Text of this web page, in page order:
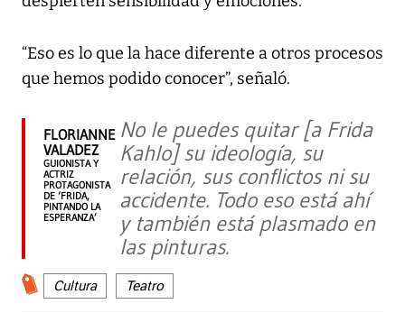
“Eso es lo que la hace diferente a otros procesos
que hemos podido conocer”, señaló.
FLORIANNE
VALADEZ
GUIONISTA Y
ACTRIZ
PROTAGONISTA
DE ‘FRIDA,
PINTANDO LA
ESPERANZA’
No le puedes quitar [a Frida
Kahlo] su ideología, su
relación, sus conflictos ni su
accidente. Todo eso está ahí
y también está plasmado en
las pinturas.
Cultura Teatro